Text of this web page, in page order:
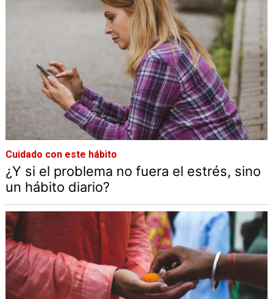
Cuidado con este hábito
¿Y si el problema no fuera el estrés, sino
un hábito diario?